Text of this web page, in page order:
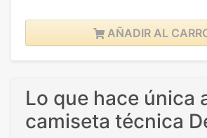
AÑADIR AL
Lo que hace única
camiseta técnica